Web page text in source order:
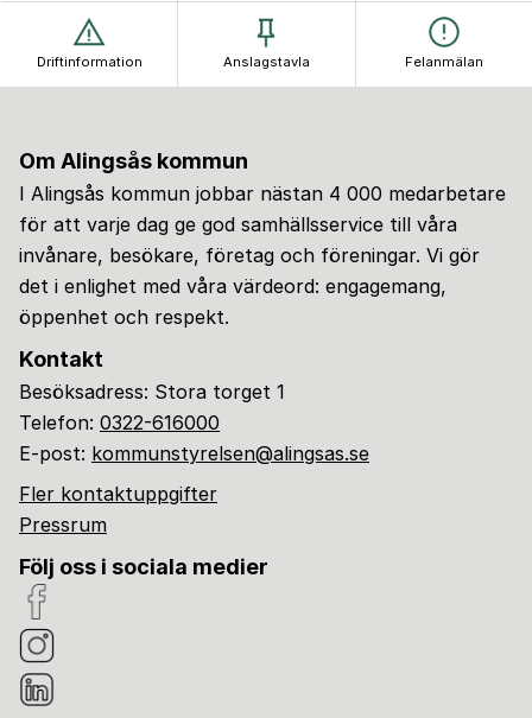
Driftinformation Anslagstavla Felanmälan
Om Alingsås kommun
I Alingsås kommun jobbar nästan 4 000 medarbetare
för att varje dag ge god samhällsservice till våra
invånare, besökare, företag och föreningar. Vi gör
det i enlighet med våra värdeord: engagemang,
öppenhet och respekt.
Kontakt
Besöksadress: Stora torget 1
Telefon: 0322-616000
E-post: kommunstyrelsen@alingsas.se
Fler kontaktuppgifter
Pressrum
Följ oss i sociala medier